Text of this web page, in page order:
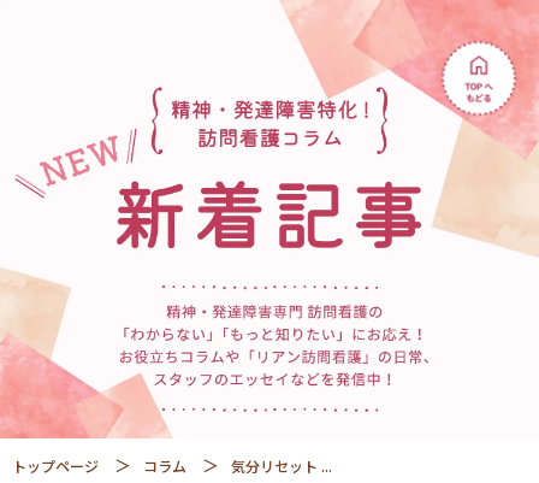
トップページ コラム 気分リセット ...